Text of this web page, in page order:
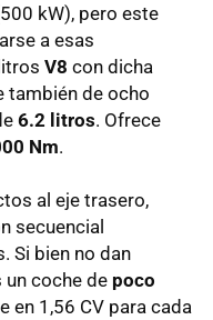
kW), pero este
a esas
V8 con dicha
también de ocho
6.2 litros. Ofrece
Nm.
al eje trasero,
secuencial
Si bien no dan
coche de poco
en 1,56 CV para cada